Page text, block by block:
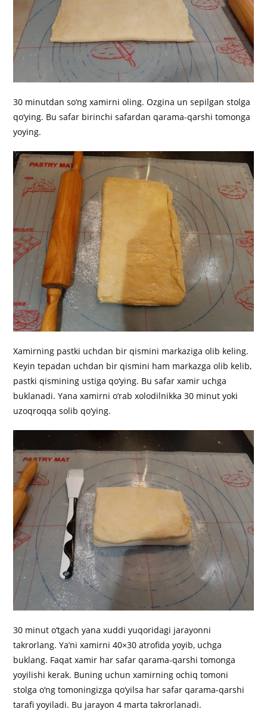
30 minutdan so‘ng xamirni oling. Ozgina un sepilgan stolga
qo‘ying. Bu safar birinchi safardan qarama-qarshi tomonga
yoying.
Xamirning pastki uchdan bir qismini markaziga olib keling.
Keyin tepadan uchdan bir qismini ham markazga olib kelib,
pastki qismining ustiga qo‘ying. Bu safar xamir uchga
buklanadi. Yana xamirni o‘rab xolodilnikka 30 minut yoki
uzoqroqqa solib qo‘ying.
30 minut o‘tgach yana xuddi yuqoridagi jarayonni
takrorlang. Ya’ni xamirni 40×30 atrofida yoyib, uchga
buklang. Faqat xamir har safar qarama-qarshi tomonga
yoyilishi kerak. Buning uchun xamirning ochiq tomoni
stolga o‘ng tomoningizga qo‘yilsa har safar qarama-qarshi
tarafi yoyiladi. Bu jarayon 4 marta takrorlanadi.